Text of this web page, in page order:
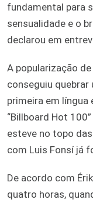
fundamental para
sensualidade e o
declarou em
A popularização
conseguiu
primeira em língua
“Billboard Hot
esteve no topo
com Luis Fonsí já
De acordo com
quatro horas,